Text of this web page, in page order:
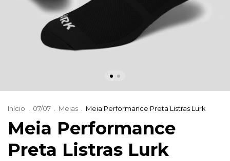
Início 07/07 Meias Meia Performance Preta Listras Lurk
Meia Performance
Preta Listras Lurk